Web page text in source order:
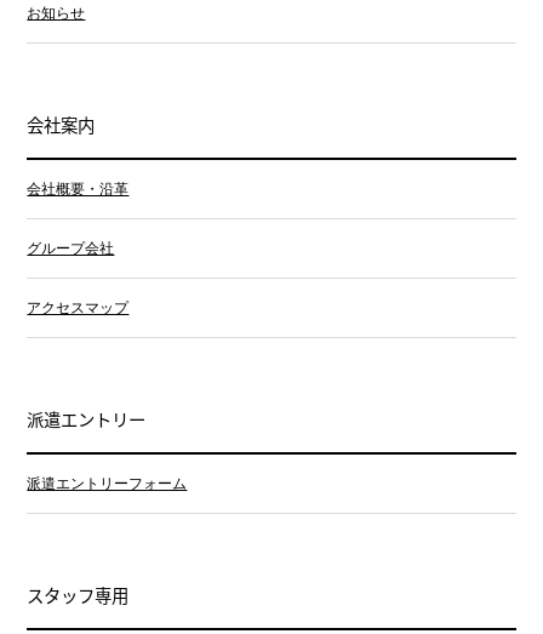
お知らせ
会社案内
会社概要・沿革
グループ会社
アクセスマップ
派遣エントリー
派遣エントリーフォーム
スタッフ専用